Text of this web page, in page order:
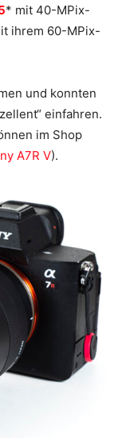
* mit 40-MPix-
ihrem 60-MPix-
und konnten
einfahren.
im Shop
A7R V).